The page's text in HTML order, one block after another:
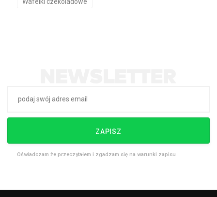
Wafelki czekoladowe
ZAPISZ
Oświadczam że przeczytałem i zgadzam się na warunki zapisu.